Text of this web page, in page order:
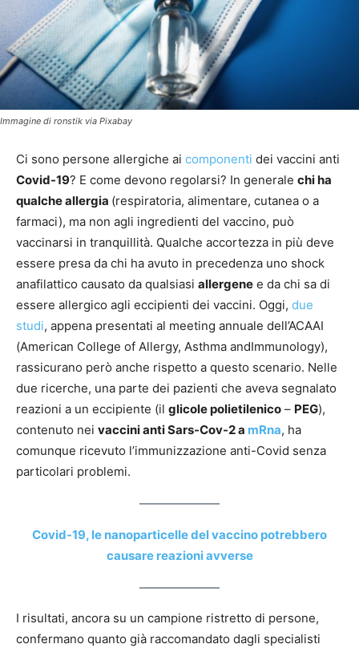
Immagine di ronstik via Pixabay
Ci sono persone allergiche ai componenti dei vaccini anti
Covid-19? E come devono regolarsi? In generale chi ha
qualche allergia (respiratoria, alimentare, cutanea o a
farmaci), ma non agli ingredienti del vaccino, può
vaccinarsi in tranquillità. Qualche accortezza in più deve
essere presa da chi ha avuto in precedenza uno shock
anafilattico causato da qualsiasi allergene e da chi sa di
essere allergico agli eccipienti dei vaccini. Oggi, due
studi, appena presentati al meeting annuale dell’ACAAI
(American College of Allergy, Asthma andImmunology),
rassicurano però anche rispetto a questo scenario. Nelle
due ricerche, una parte dei pazienti che aveva segnalato
reazioni a un eccipiente (il glicole polietilenico – PEG),
contenuto nei vaccini anti Sars-Cov-2 a mRna, ha
comunque ricevuto l’immunizzazione anti-Covid senza
particolari problemi.
Covid-19, le nanoparticelle del vaccino potrebbero
causare reazioni avverse
I risultati, ancora su un campione ristretto di persone,
confermano quanto già raccomandato dagli specialisti